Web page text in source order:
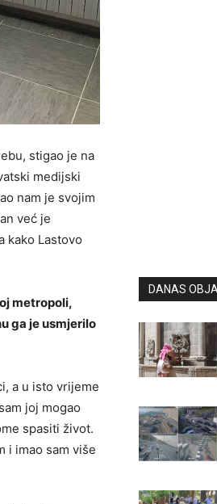
stigao je na
medijski
nam je svojim
već je
kako Lastovo
metropoli,
ga je usmjerilo
a u isto vrijeme
joj mogao
spasiti život.
i imao sam više
DANAS